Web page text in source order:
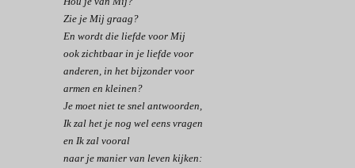
Zie je Mij graag?
En wordt die liefde voor Mij
ook zichtbaar in je liefde voor
anderen, in het bijzonder voor
armen en kleinen?
Je moet niet te snel antwoorden,
Ik zal het je nog wel eens vragen
en Ik zal vooral
naar je manier van leven kijken: